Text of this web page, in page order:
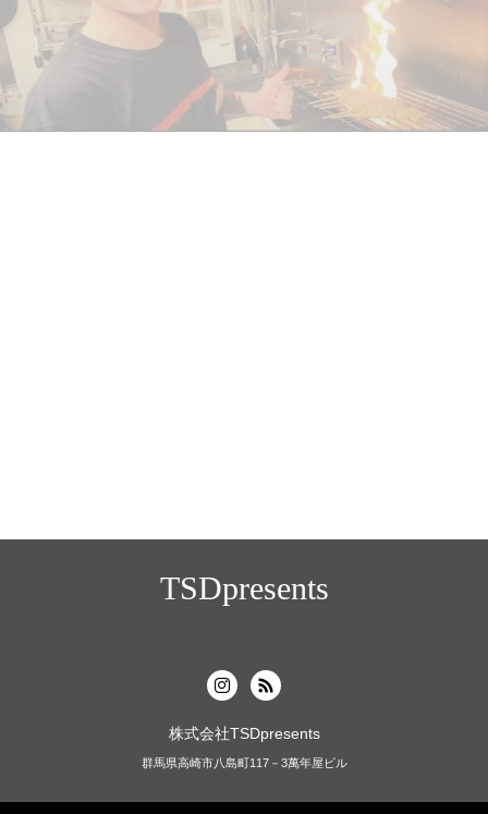
TSDpresents
株式会社TSDpresents
群馬県高崎市八島町117－3萬年屋ビル